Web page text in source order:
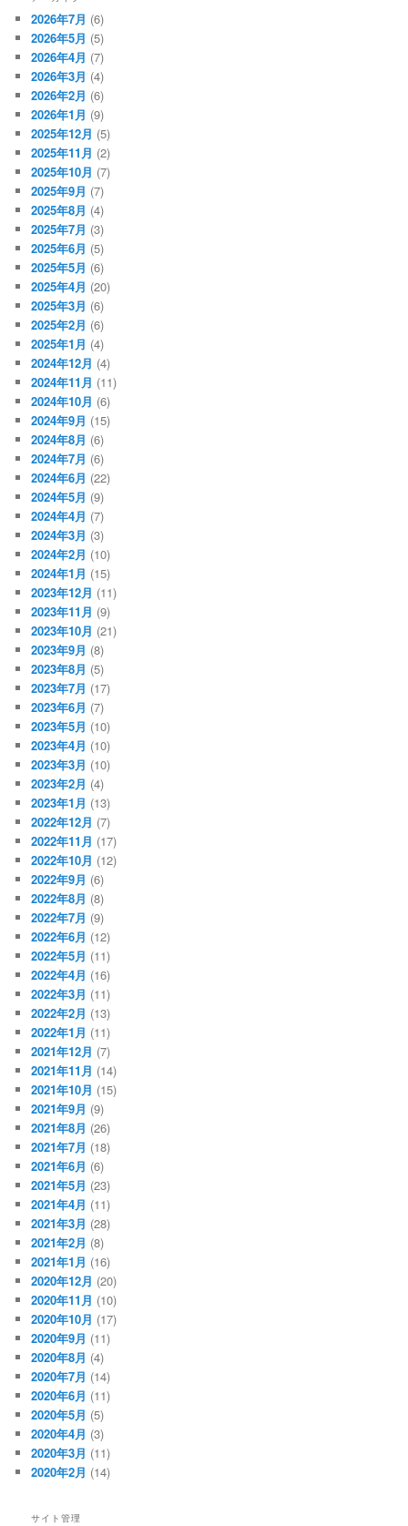
2026年7月 (6)
2026年5月 (5)
2026年4月 (7)
2026年3月 (4)
2026年2月 (6)
2026年1月 (9)
2025年12月 (5)
2025年11月 (2)
2025年10月 (7)
2025年9月 (7)
2025年8月 (4)
2025年7月 (3)
2025年6月 (5)
2025年5月 (6)
2025年4月 (20)
2025年3月 (6)
2025年2月 (6)
2025年1月 (4)
2024年12月 (4)
2024年11月 (11)
2024年10月 (6)
2024年9月 (15)
2024年8月 (6)
2024年7月 (6)
2024年6月 (22)
2024年5月 (9)
2024年4月 (7)
2024年3月 (3)
2024年2月 (10)
2024年1月 (15)
2023年12月 (11)
2023年11月 (9)
2023年10月 (21)
2023年9月 (8)
2023年8月 (5)
2023年7月 (17)
2023年6月 (7)
2023年5月 (10)
2023年4月 (10)
2023年3月 (10)
2023年2月 (4)
2023年1月 (13)
2022年12月 (7)
2022年11月 (17)
2022年10月 (12)
2022年9月 (6)
2022年8月 (8)
2022年7月 (9)
2022年6月 (12)
2022年5月 (11)
2022年4月 (16)
2022年3月 (11)
2022年2月 (13)
2022年1月 (11)
2021年12月 (7)
2021年11月 (14)
2021年10月 (15)
2021年9月 (9)
2021年8月 (26)
2021年7月 (18)
2021年6月 (6)
2021年5月 (23)
2021年4月 (11)
2021年3月 (28)
2021年2月 (8)
2021年1月 (16)
2020年12月 (20)
2020年11月 (10)
2020年10月 (17)
2020年9月 (11)
2020年8月 (4)
2020年7月 (14)
2020年6月 (11)
2020年5月 (5)
2020年4月 (3)
2020年3月 (11)
2020年2月 (14)
サイト管理